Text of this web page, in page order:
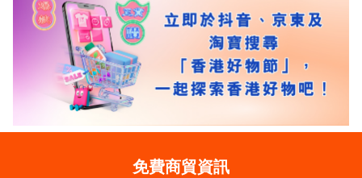
免費商貿資訊